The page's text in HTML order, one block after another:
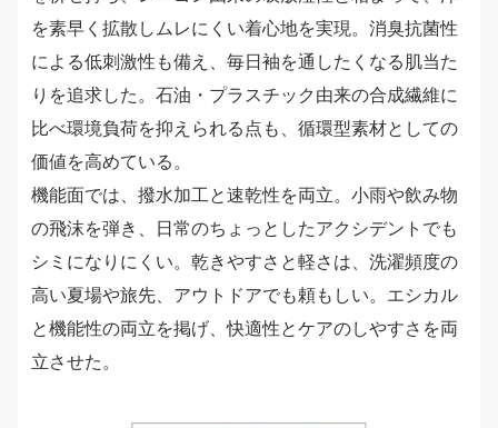
を素早く拡散しムレにくい着心地を実現。消臭抗菌性
による低刺激性も備え、毎日袖を通したくなる肌当た
りを追求した。石油・プラスチック由来の合成繊維に
比べ環境負荷を抑えられる点も、循環型素材としての
価値を高めている。
機能面では、撥水加工と速乾性を両立。小雨や飲み物
の飛沫を弾き、日常のちょっとしたアクシデントでも
シミになりにくい。乾きやすさと軽さは、洗濯頻度の
高い夏場や旅先、アウトドアでも頼もしい。エシカル
と機能性の両立を掲げ、快適性とケアのしやすさを両
立させた。